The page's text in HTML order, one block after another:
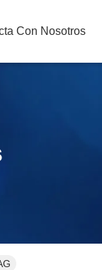
Con Nosotros